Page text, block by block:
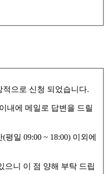
으로 신청 되었습니다.
내에 메일로 답변을 드릴
일 09:00 ~ 18:00) 이외에
으니 이 점 양해 부탁 드립